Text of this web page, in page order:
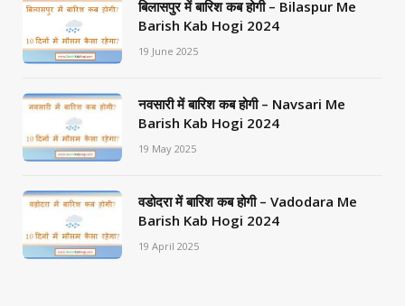
बिलासपुर में बारिश कब होगी – Bilaspur Me
Barish Kab Hogi 2024
19 June 2025
नवसारी में बारिश कब होगी – Navsari Me
Barish Kab Hogi 2024
19 May 2025
वडोदरा में बारिश कब होगी – Vadodara Me
Barish Kab Hogi 2024
19 April 2025